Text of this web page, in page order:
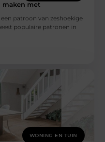
maken met
patroon van zeshoekige
populaire patronen in
WONING EN TUIN